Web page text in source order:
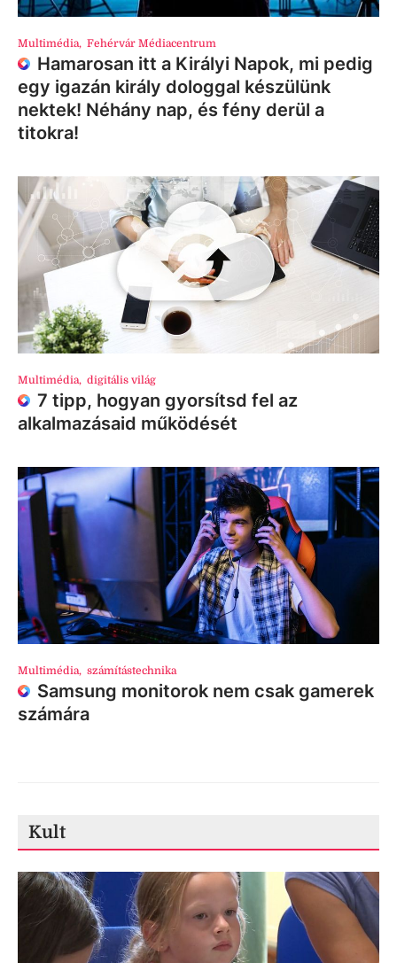
Multimédia, Fehérvár Médiacentrum
Hamarosan itt a Királyi Napok, mi pedig
egy igazán király dologgal készülünk
nektek! Néhány nap, és fény derül a
titokra!
Multimédia, digitális világ
7 tipp, hogyan gyorsítsd fel az
alkalmazásaid működését
Multimédia, számítástechnika
Samsung monitorok nem csak gamerek
számára
Kult